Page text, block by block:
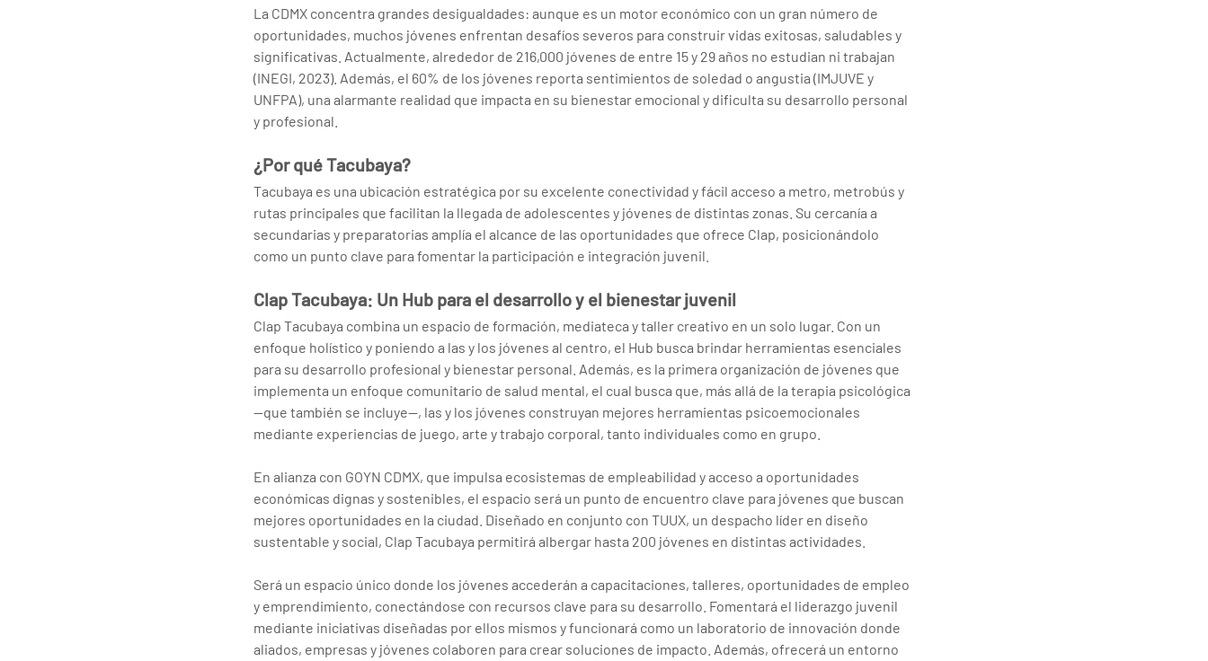
La CDMX concentra grandes desigualdades: aunque es un motor económico con un gran número de
oportunidades, muchos jóvenes enfrentan desafíos severos para construir vidas exitosas, saludables y
significativas. Actualmente, alrededor de 216,000 jóvenes de entre 15 y 29 años no estudian ni trabajan
(INEGI, 2023). Además, el 60% de los jóvenes reporta sentimientos de soledad o angustia (IMJUVE y
UNFPA), una alarmante realidad que impacta en su bienestar emocional y dificulta su desarrollo personal
y profesional.
¿Por qué Tacubaya?
Tacubaya es una ubicación estratégica por su excelente conectividad y fácil acceso a metro, metrobús y
rutas principales que facilitan la llegada de adolescentes y jóvenes de distintas zonas. Su cercanía a
secundarias y preparatorias amplía el alcance de las oportunidades que ofrece Clap, posicionándolo
como un punto clave para fomentar la participación e integración juvenil.
Clap Tacubaya: Un Hub para el desarrollo y el bienestar juvenil
Clap Tacubaya combina un espacio de formación, mediateca y taller creativo en un solo lugar. Con un
enfoque holístico y poniendo a las y los jóvenes al centro, el Hub busca brindar herramientas esenciales
para su desarrollo profesional y bienestar personal. Además, es la primera organización de jóvenes que
implementa un enfoque comunitario de salud mental, el cual busca que, más allá de la terapia psicológica
—que también se incluye—, las y los jóvenes construyan mejores herramientas psicoemocionales
mediante experiencias de juego, arte y trabajo corporal, tanto individuales como en grupo.
En alianza con GOYN CDMX, que impulsa ecosistemas de empleabilidad y acceso a oportunidades
económicas dignas y sostenibles, el espacio será un punto de encuentro clave para jóvenes que buscan
mejores oportunidades en la ciudad. Diseñado en conjunto con TUUX, un despacho líder en diseño
sustentable y social, Clap Tacubaya permitirá albergar hasta 200 jóvenes en distintas actividades.
Será un espacio único donde los jóvenes accederán a capacitaciones, talleres, oportunidades de empleo
y emprendimiento, conectándose con recursos clave para su desarrollo. Fomentará el liderazgo juvenil
mediante iniciativas diseñadas por ellos mismos y funcionará como un laboratorio de innovación donde
aliados, empresas y jóvenes colaboren para crear soluciones de impacto. Además, ofrecerá un entorno